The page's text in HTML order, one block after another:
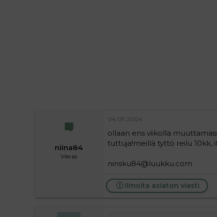
niina84
Vieras
04.09.2004
ollaan ens viikolla
tuttuja!meillä tyttö reilu 10kk,
ninsku84@luukku.com
Ilmoita asiaton viesti